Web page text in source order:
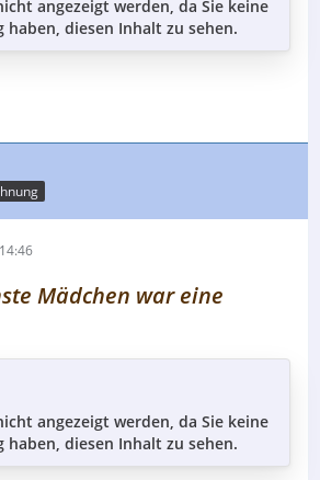
angezeigt werden, da Sie keine
haben, diesen Inhalt zu sehen.
Mädchen war eine
angezeigt werden, da Sie keine
haben, diesen Inhalt zu sehen.